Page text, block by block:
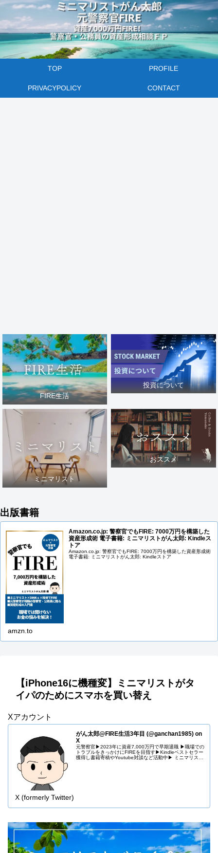
TOP PROFILE
PRIVACYPOLICY CONTACT
FIRE生活
投資について
ミニマリスト
おススメ
出版書籍
Amazon.co.jp: 警察官でもFIRE: 7000万円を構築した
資産形成術 電子書籍: ミニマリストがん太郎: Kindleス
トア
Amazon.co.jp: 警察官でもFIRE: 7000万円を構築した資産形成術
電子書籍: ミニマリストがん太郎: Kindleストア
amzn.to
【iPhone16に機種変】ミニマリストがタ
イパのためにスマホを買い替え
Xアカウント
がん太郎@FIRE生活3年目 (@ganchan1985) on
X
元警察官▶︎2023年に資産7,000万円で早期退職 ▶︎職場での
トラブルをきっかけにFIREを目指す▶︎Kindleベストセラー
獲得し書籍寄稿やYoutube対談など活動中▶︎ ミニマリスト
X (formerly Twitter)